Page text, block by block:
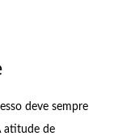
deve sempre
atitude de